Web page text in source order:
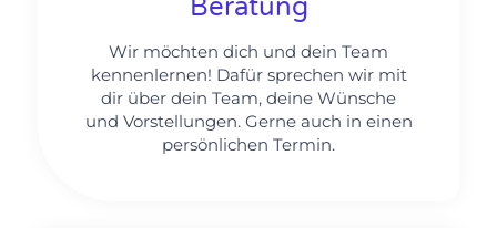
Beratung
Wir möchten dich und dein Team
kennenlernen! Dafür sprechen wir mit
dir über dein Team, deine Wünsche
und Vorstellungen. Gerne auch in einen
persönlichen Termin.